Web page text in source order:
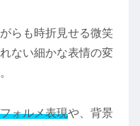
らも時折見せる微笑
ない細かな表情の変
ォルメ表現や、背景